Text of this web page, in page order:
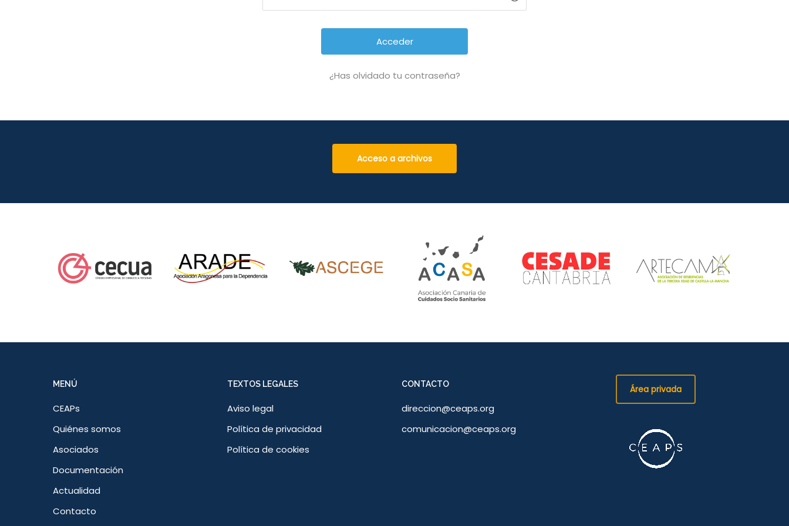
¿Has olvidado tu contraseña?
Acceso a archivos
MENÚ
CEAPs
Quiénes somos
Asociados
Documentación
Actualidad
Contacto
TEXTOS LEGALES
Aviso legal
Política de privacidad
Política de cookies
CONTACTO
direccion@ceaps.org
comunicacion@ceaps.org
Área privada